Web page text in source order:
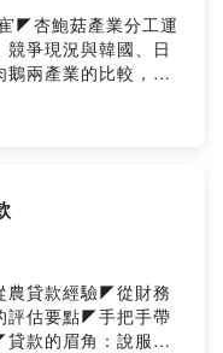
◤杏鮑菇產業分工運
爭現況與韓國、日
兩產業的比較，了
財務長與林寉的回
聯絡我們
農貸款經驗◤從財務
評估要點◤手把手帶
款的眉角：說服農